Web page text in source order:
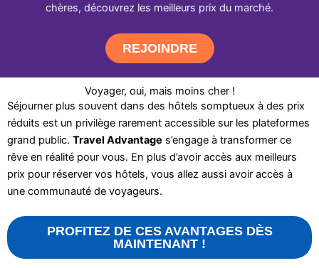
chères, découvrez les meilleurs prix du marché.
REJOINDRE
Voyager, oui, mais moins cher !
Séjourner plus souvent dans des hôtels somptueux à des prix
réduits est un privilège rarement accessible sur les plateformes
grand public. Travel Advantage s’engage à transformer ce
rêve en réalité pour vous. En plus d’avoir accès aux meilleurs
prix pour réserver vos hôtels, vous allez aussi avoir accès à
une communauté de voyageurs.
PROFITEZ DE CES AVANTAGES DÈS
MAINTENANT !